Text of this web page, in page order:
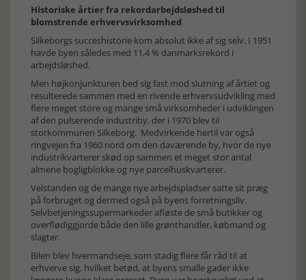
Historiske årtier fra rekordarbejdsløshed til
blomstrende erhvervsvirksomhed
Silkeborgs succeshistorie kom absolut ikke af sig selv. I 1951
havde byen således med 11,4 % danmarksrekord i
arbejdsløshed.
Men højkonjunkturen bed sig fast mod slutning af årtiet og
resulterede sammen med en rivende erhvervsudvikling med
flere meget store og mange små virksomheder i udviklingen
af den pulserende industriby, der i 1970 blev til
storkommunen Silkeborg. Medvirkende hertil var også
ringvejen fra 1960 nord om den daværende by, hvor de nye
industrikvarterer skød op sammen et meget stor antal
almene bogligblokke og nye parcelhuskvarterer.
Velstanden og de mange nye arbejdspladser satte sit præg
på forbruget og dermed også på byens forretningsliv.
Selvbetjeningssupermarkeder afløste de små butikker og
overflødiggjorde både den lille grønthandler, købmand og
slagter.
Bilen blev hvermandseje, som stadig flere får råd til at
erhverve sig, hvilket betød, at byens smalle gader ikke